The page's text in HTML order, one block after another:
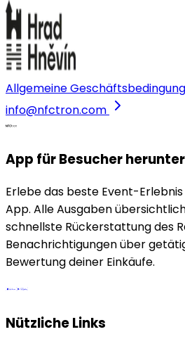
Allgemeine
info@nfctron.com
App für Besucher
Erlebe das beste Event-
App. Alle Ausgaben
schnellste Rückerstattung des
Benachrichtigungen über
Bewertung deiner Einkäufe.
Nützliche Links